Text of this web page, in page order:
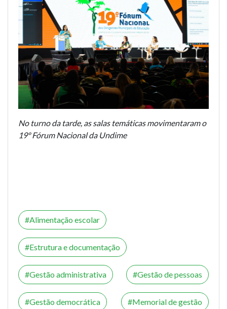
No turno da tarde, as salas temáticas movimentaram o
19º Fórum Nacional da Undime
Alimentação escolar
Estrutura e documentação
Gestão administrativa Gestão de pessoas
Gestão democrática Memorial de gestão